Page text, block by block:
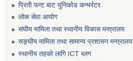
प्रिती फन्ट बाट युनिकोड कन्भर्रटर
लोक सेवा आयोग
संघीय मामिला तथा स्थानीय विकास मन्त्रालय
सङ्घीय मामिला तथा सामान्य प्रशासन मन्त्रालय
स्थानीय तहको लागि ICT ब्लग